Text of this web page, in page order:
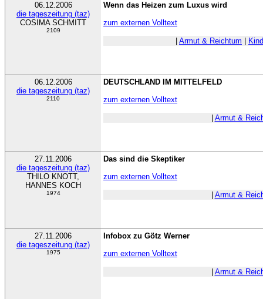
06.12.2006
die tageszeitung (taz)
COSIMA SCHMITT
2109
Wenn das Heizen zum Luxus wird
zum externen Volltext
Armut & Reichtum
06.12.2006
die tageszeitung (taz)
2110
DEUTSCHLAND IM MITTELFELD
zum externen Volltext
Armut &
27.11.2006
die tageszeitung (taz)
THILO KNOTT,
HANNES KOCH
1974
Das sind die Skeptiker
zum externen Volltext
Armut &
27.11.2006
die tageszeitung (taz)
1975
Infobox zu Götz Werner
zum externen Volltext
Armut &